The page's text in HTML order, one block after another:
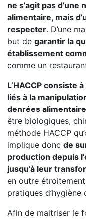
ne s’agit pas
alimentaire, mais
respecter. D’une
but de garantir la
établissement
comme un
L’HACCP consiste
liés à la
denrées
être biologiques,
méthode HACCP
implique donc de
production depuis
jusqu’à leur
en outre
pratiques d’hygiène
Afin de maitriser le